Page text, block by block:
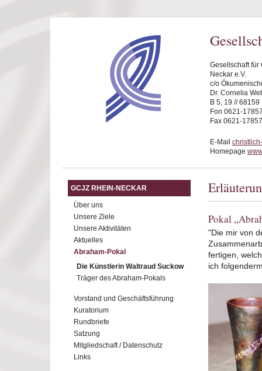
Gesellschaft
Neckar e.V.
c/o
Dr. Cornelia
B 5, 19 //
Fon 0621-
Fax 0621-
E-Mail
Homepage
GCJZ RHEIN-NECKAR
Über uns
Unsere Ziele
Unsere Aktivitäten
Aktuelles
Abraham-Pokal
Die Künstlerin Waltraud Suckow
Träger des Abraham-Pokals
Vorstand und Geschäftsführung
Kuratorium
Rundbriefe
Satzung
Mitgliedschaft / Datenschutz
Links
Pokal
"Die mir von
fertigen,
ich